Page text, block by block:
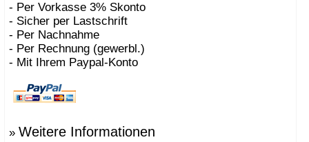
- Per Vorkasse 3% Skonto
- Sicher per Lastschrift
- Per Nachnahme
- Per Rechnung (gewerbl.)
- Mit Ihrem Paypal-Konto
» Weitere Informationen